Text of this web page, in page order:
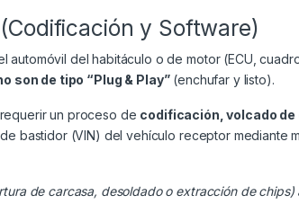
y Software)
del habitáculo o de motor (ECU,
son de tipo “Plug & Play”(enchufar y listo).
un proceso de codificación, volcado de
bastidor (VIN) del vehículo receptor mediante
de carcasa, desoldado o extracción de chips)